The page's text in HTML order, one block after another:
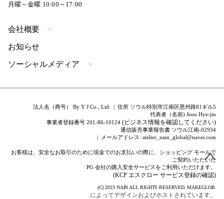
月曜～金曜 10:00～17:00
会社概要
お知らせ
ソーシャルメディア
法人名（商号） By Y J Co., Ltd. | 住所 ソウル特別市江南区恩州路81ギル5
代表者（名前) Jeon Hye-jin
事業者登録番号 201-86-10124(ビジネス情報を確認してください)
通信販売事業報告書 ソウル江南-02934
| メールアドレス: atelier_nain_global@naver.com
お客様は、安全なお取引のために現金でのお支払いの際に、ショッピング モールで
ご契約いただいた
PG 会社の購入安全サービスをご利用いただけます。
(KCP エスクロー サービス登録の確認)
(C) 2023 NAIN ALL RIGHTS RESERVED.MAKEGLOB.
によってデザインおよびホストされています。